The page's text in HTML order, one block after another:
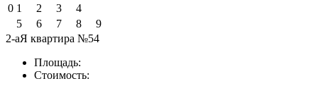
0 1 2 3
4
5
6 7 8
9
2-аЯ квартира №54
Площадь:
Стоимость: